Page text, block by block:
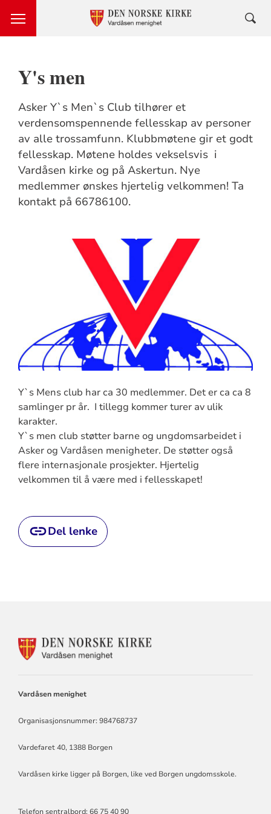
Y's men
Asker Y`s Men`s Club tilhører et
verdensomspennende fellesskap av personer
av alle trossamfunn. Klubbmøtene gir et godt
fellesskap. Møtene holdes vekselsvis i
Vardåsen kirke og på Askertun. Nye
medlemmer ønskes hjertelig velkommen! Ta
kontakt på 66786100.
Y`s Mens club har ca 30 medlemmer. Det er ca ca 8
samlinger pr år. I tillegg kommer turer av ulik
karakter.
Y`s men club støtter barne og ungdomsarbeidet i
Asker og Vardåsen menigheter. De støtter også
flere internasjonale prosjekter. Hjertelig
velkommen til å være med i fellesskapet!
Del lenke
KONTAKTINFORMASJON
Vardåsen menighet
Organisasjonsnummer: 984768737
Vardefaret 40, 1388 Borgen
Vardåsen kirke ligger på Borgen, like ved Borgen ungdomsskole.
Telefon sentralbord: 66 75 40 90